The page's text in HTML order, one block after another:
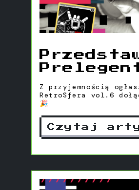
Z przyjemnością
RetroSfera vol.6
🎉
Czytaj